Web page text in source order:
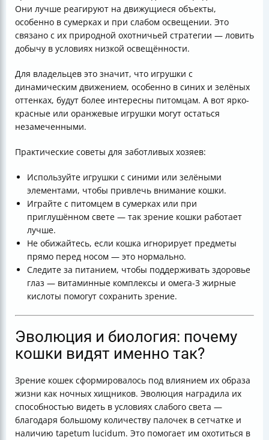
Они лучше реагируют на движущиеся объекты,
особенно в сумерках и при слабом освещении. Это
связано с их природной охотничьей стратегии — ловить
добычу в условиях низкой освещённости.
Для владельцев это значит, что игрушки с
динамическим движением, особенно в синих и зелёных
оттенках, будут более интересны питомцам. А вот ярко-
красные или оранжевые игрушки могут остаться
незамеченными.
Практические советы для заботливых хозяев:
Используйте игрушки с синими или зелёными
элементами, чтобы привлечь внимание кошки.
Играйте с питомцем в сумерках или при
приглушённом свете — так зрение кошки работает
лучше.
Не обижайтесь, если кошка игнорирует предметы
прямо перед носом — это нормально.
Следите за питанием, чтобы поддерживать здоровье
глаз — витаминные комплексы и омега-3 жирные
кислоты помогут сохранить зрение.
Эволюция и биология: почему
кошки видят именно так?
Зрение кошек сформировалось под влиянием их образа
жизни как ночных хищников. Эволюция наградила их
способностью видеть в условиях слабого света —
благодаря большому количеству палочек в сетчатке и
наличию tapetum lucidum. Это помогает им охотиться в